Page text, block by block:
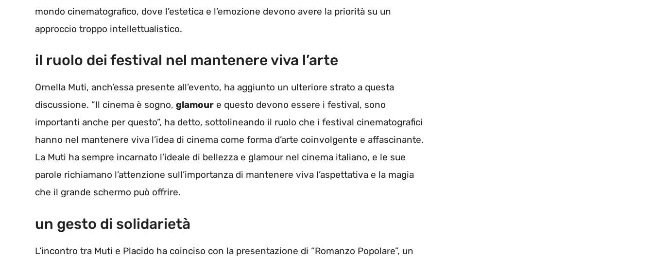
mondo cinematografico, dove l’estetica e l’emozione devono avere la priorità su un
approccio troppo intellettualistico.
il ruolo dei festival nel mantenere viva l’arte
Ornella Muti, anch’essa presente all’evento, ha aggiunto un ulteriore strato a questa
discussione. “Il cinema è sogno, glamour e questo devono essere i festival, sono
importanti anche per questo”, ha detto, sottolineando il ruolo che i festival cinematografici
hanno nel mantenere viva l’idea di cinema come forma d’arte coinvolgente e affascinante.
La Muti ha sempre incarnato l’ideale di bellezza e glamour nel cinema italiano, e le sue
parole richiamano l’attenzione sull’importanza di mantenere viva l’aspettativa e la magia
che il grande schermo può offrire.
un gesto di solidarietà
L’incontro tra Muti e Placido ha coinciso con la presentazione di “Romanzo Popolare”, un